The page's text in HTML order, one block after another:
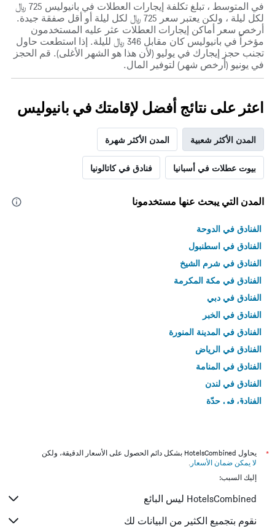
في المتوسط ، تبلغ تكلفة إيجارات العطلات في بانيوليس 725 ﷼
لكل ليلة ، ولكن يعتبر سعر 725 ﷼ لكل ليلة أو أقل صفقة جيدة.
أرخص سعر أماكن إيجارات العطلات عثر عليه المستخدمون
مؤخراً في بانيوليس كان مقابل 346 ﷼ لليلة. إذا استطعت حاول
تجنب حجز إيجارك في يوليو (لأن هذا هو الشهر الأغلى). قم الحجز
في يونيو (أرخص شهر) لتوفير المال.
اعثر على نتائج أفضل لإقامتك في بانيوليس
المدن الأكثر شعبية المدن الأكثر شهرة
بيوت عطلات في أسبانيا فنادق في كاتالونيا
المدن التي يبحث عنها مستخدمونا
الفنادق في الدوحة
الفنادق في اسطنبول
الفنادق في شرم الشيخ
الفنادق في مكة المكرمة
الفنادق في دبي
الفنادق في الخبر
الفنادق في المدينة المنورة
الفنادق في الرياض
الفنادق في المنامة
الفنادق في لندن
الفنادق في جدّة
*
يحاول HotelsCombined بشكل دائم الحصول على الأسعار الدقيقة، ولكن
لا يمكن ضمان الأسعار .
إليك السبب:
HotelsCombined ليس البائع
نقوم بتجميع الكثير من البيانات لك